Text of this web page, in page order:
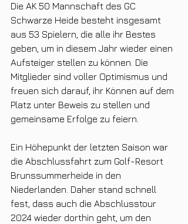
Die AK 50 Mannschaft des GC
Schwarze Heide besteht insgesamt
aus 53 Spielern, die alle ihr Bestes
geben, um in diesem Jahr wieder einen
Aufsteiger stellen zu können. Die
Mitglieder sind voller Optimismus und
freuen sich darauf, ihr Können auf dem
Platz unter Beweis zu stellen und
gemeinsame Erfolge zu feiern.
Ein Höhepunkt der letzten Saison war
die Abschlussfahrt zum Golf-Resort
Brunssummerheide in den
Niederlanden. Daher stand schnell
fest, dass auch die Abschlusstour
2024 wieder dorthin geht, um den